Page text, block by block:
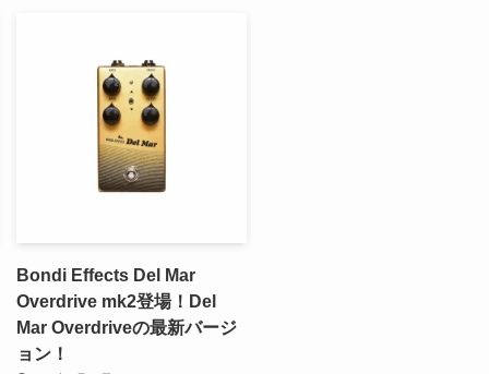
Bondi Effects Del Mar
Overdrive mk2登場！Del
Mar Overdriveの最新バージ
ョン！